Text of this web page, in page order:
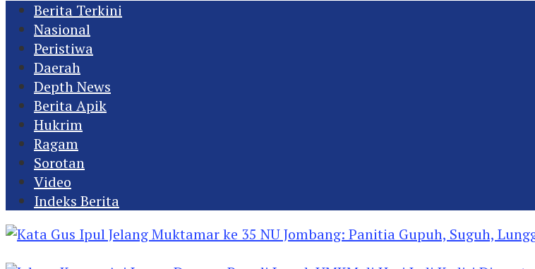
Berita Terkini
Nasional
Peristiwa
Daerah
Depth News
Berita Apik
Hukrim
Ragam
Sorotan
Video
Indeks Berita